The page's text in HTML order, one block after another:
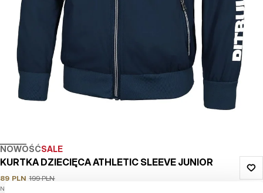
NOWOŚĆSALE
KURTKA DZIECIĘCA ATHLETIC SLEEVE JUNIOR
89 PLN 199 PLN
Najniższa cena w okresie ostatnich 30 dni: